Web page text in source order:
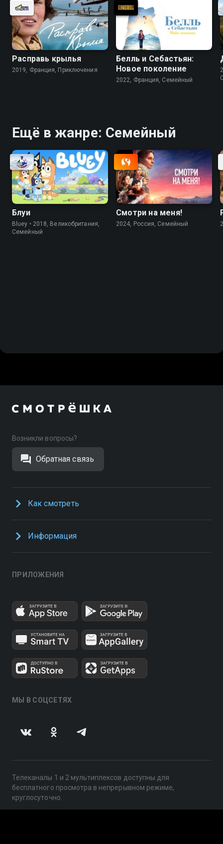
Расправь крылья
2019, Франция, Приключения
Белль и Себастьян:
Новое поколение
2022, Франция, Cемейный
Ещё в жанре: Cемейный
Блуи
Bluey • 2018, Великобритания,
Cемейный
Смотри на меня!
2024, Россия, Cемейный
Возникли вопросы?
Обратная связь
Как смотреть
Информация
ПРИЛОЖЕНИЯ
МЫ В СОЦСЕТЯХ
Телеканалы 1 и 2 мультиплексов доступны для
бесплатного просмотра в непрерывном режиме,
круглосуточно.